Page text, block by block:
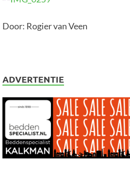
Door: Rogier van Veen
ADVERTENTIE